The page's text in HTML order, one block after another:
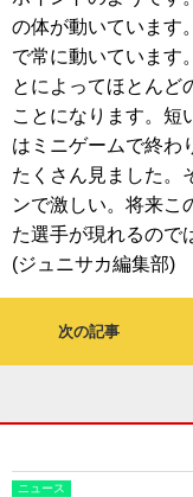
の体が動いています
で常に動いています
とによってほとんど
ことになります。短
はミニゲームで終わ
たくさん見ました。
ンで激しい。将来こ
た選手が現れるので
(ジュニサカ編集部)
次の記事
ニュース